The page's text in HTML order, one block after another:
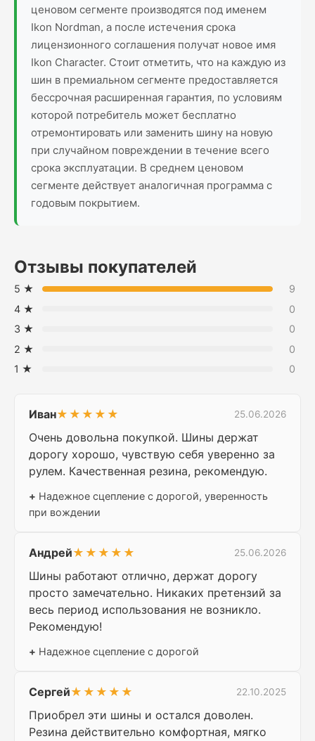
ценовом сегменте производятся под именем
Ikon Nordman, а после истечения срока
лицензионного соглашения получат новое имя
Ikon Character. Стоит отметить, что на каждую из
шин в премиальном сегменте предоставляется
бессрочная расширенная гарантия, по условиям
которой потребитель может бесплатно
отремонтировать или заменить шину на новую
при случайном повреждении в течение всего
срока эксплуатации. В среднем ценовом
сегменте действует аналогичная программа с
годовым покрытием.
Отзывы покупателей
5 ★
9
4 ★
0
3 ★
0
2 ★
0
1 ★
0
Иван★★★★★ 25.06.2026
Очень довольна покупкой. Шины держат
дорогу хорошо, чувствую себя уверенно за
рулем. Качественная резина, рекомендую.
+ Надежное сцепление с дорогой, уверенность
при вождении
Андрей★★★★★ 25.06.2026
Шины работают отлично, держат дорогу
просто замечательно. Никаких претензий за
весь период использования не возникло.
Рекомендую!
+ Надежное сцепление с дорогой
Сергей★★★★★ 22.10.2025
Приобрел эти шины и остался доволен.
Резина действительно комфортная, мягко